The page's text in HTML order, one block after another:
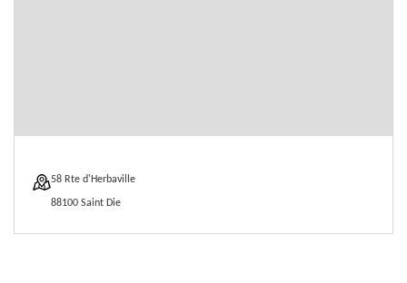
58 Rte d'Herbaville
88100 Saint Die